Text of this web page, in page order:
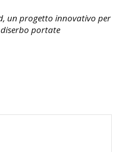
un progetto innovativo per
portate